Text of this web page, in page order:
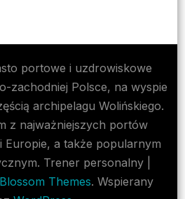
portowe i uzdrowiskowe
zachodniej Polsce, na wyspie
archipelagu Wolińskiego.
z najważniejszych portów
Europie, a także popularnym
Trener personalny |
Blossom Themes. Wspierany